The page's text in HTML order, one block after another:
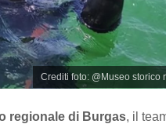
Crediti foto: @Museo storico
regionale di Burgas, il